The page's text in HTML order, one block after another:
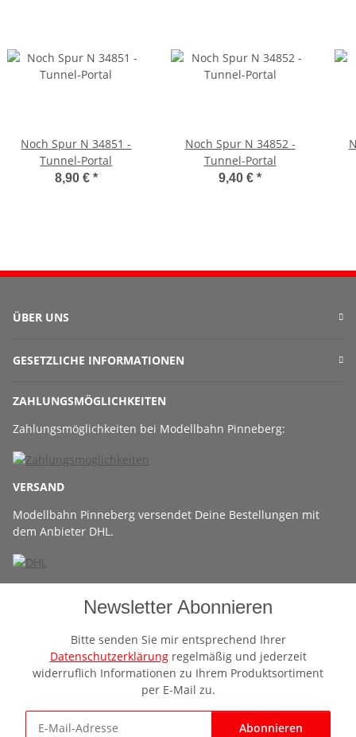
Noch Spur N 34851 -
Tunnel-Portal
8,90 € *
Noch Spur N 34852 -
Tunnel-Portal
9,40 €*
ÜBER UNS
GESETZLICHE INFORMATIONEN
ZAHLUNGSMÖGLICHKEITEN
Zahlungsmöglichkeiten bei Modellbahn Pinneberg:
VERSAND
Modellbahn Pinneberg versendet Deine Bestellungen mit
dem Anbieter DHL.
Newsletter Abonnieren
Bitte senden Sie mir entsprechend Ihrer
Datenschutzerklärungregelmäßig und jederzeit
widerruflich Informationen zu Ihrem Produktsortiment
per E-Mail zu.
Abonnieren